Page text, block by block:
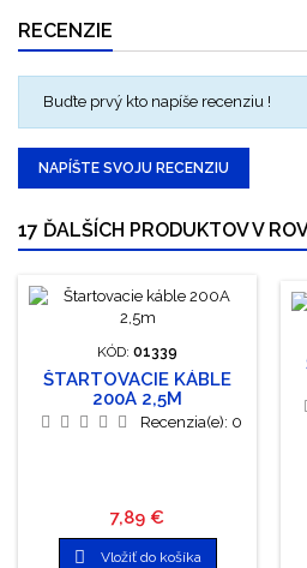
RECENZIE
Buďte prvý kto napíše recenziu !
NAPÍŠTE SVOJU RECENZIU
17 ĎALŠÍCH PRODUKTOV V
KÓD: 01339
ŠTARTOVACIE KÁBLE
200A 2,5M
Recenzia(e): 0
Cena
7,89 €
 Vložiť do košíka